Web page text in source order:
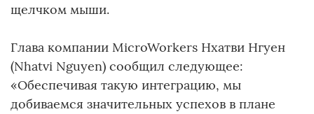
щелчком мыши.
Глава компании MicroWorkers Нхатви Нгуен
(Nhatvi Nguyen) сообщил следующее:
«Обеспечивая такую интеграцию, мы
добиваемся значительных успехов в плане